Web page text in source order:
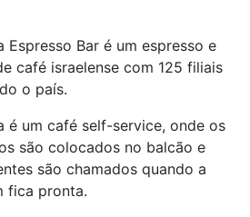
Espresso Bar é um espresso e
café israelense com 125 filiais
o país.
é um café self-service, onde os
são colocados no balcão e
são chamados quando a
fica pronta.